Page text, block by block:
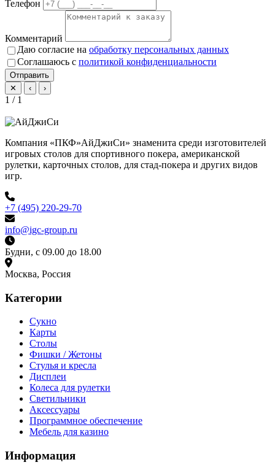
Телефон
Комментарий
Даю согласие на обработку персональных данных
Соглашаюсь с политикой конфиденциальности
Отправить
✕
‹ ›
1 / 1
Компания «ПКФ»АйДжиСи» знаменита среди изготовителей
игровых столов для спортивного покера, американской
рулетки, карточных столов, для стад-покера и других видов
игр.
+7 (495) 220-29-70
info@igc-group.ru
Будни, с 09.00 до 18.00
Москва, Россия
Категории
Сукно
Карты
Столы
Фишки / Жетоны
Стулья и кресла
Дисплеи
Колеса для рулетки
Светильники
Аксессуары
Программное обеспечение
Мебель для казино
Информация